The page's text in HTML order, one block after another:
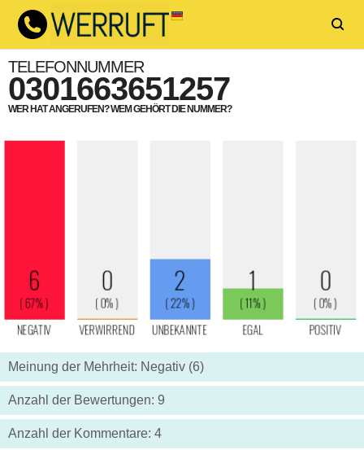
TELEFONNUMMER
0301663651257
WER HAT ANGERUFEN? WEM GEHÖRT DIE NUMMER?
Meinung der Mehrheit: Negativ (6)
Anzahl der Bewertungen: 9
Anzahl der Kommentare: 4